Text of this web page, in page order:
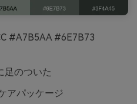
#A7B5AA #6E7B73
足のついた
アパッケージ